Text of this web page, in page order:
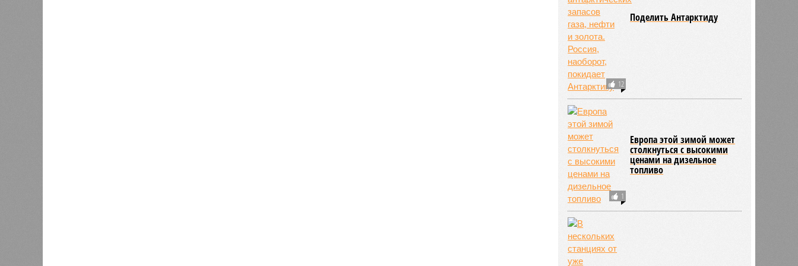
12
Поделить Антарктиду
1
Европа этой зимой может
столкнуться с высокими
ценами на дизельное
топливо